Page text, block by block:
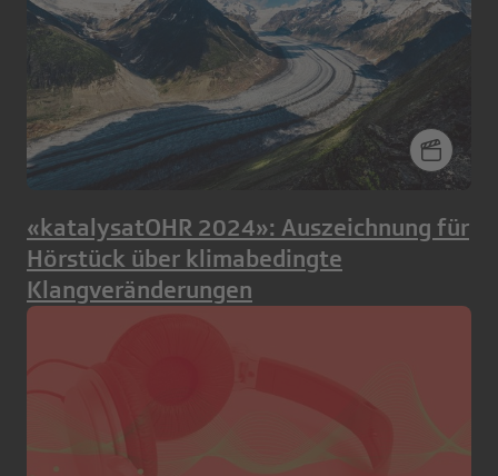
«katalysatOHR 2024»: Auszeichnung für
Hörstück über klimabedingte
Klangveränderungen